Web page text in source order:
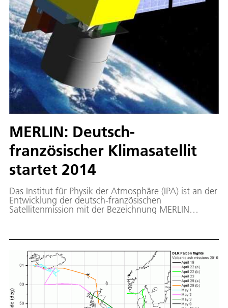
MERLIN: Deutsch-
französischer Klimasatellit
startet 2014
Das Institut für Physik der Atmosphäre (IPA) ist an der
Entwicklung der deutsch-französischen
Satellitenmission mit der Bezeichnung MERLIN
werden, dass sich mit aktiven
regionale Strukturen von Emissionen des
atmosphärischen Spurengases Methan und deren
zeitliche Änderung mit guter Genauigkeit erfassen
lassen. Als ein effektives Treibhausgas ist Methan eine
wichtige Komponente im Zusammenhang mit der
globalen Klimaänderung.